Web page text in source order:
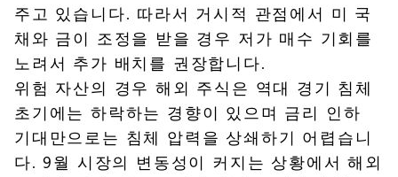
주고 있습니다. 따라서 거시적 관점에서 미 국
채와 금이 조정을 받을 경우 저가 매수 기회를
노려서 추가 배치를 권장합니다.
위험 자산의 경우 해외 주식은 역대 경기 침체
초기에는 하락하는 경향이 있으며 금리 인하
기대만으로는 침체 압력을 상쇄하기 어렵습니
다. 9월 시장의 변동성이 커지는 상황에서 해외